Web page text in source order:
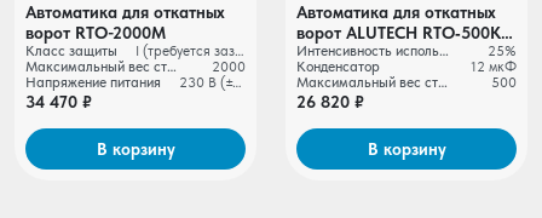
Автоматика для откатных
ворот RTО-2000M
Класс защиты
I (требуется заземление)
Максимальный вес створки ворот, кг
2000
Напряжение питания
230 В (±10%)
34 470 ₽
В корзину
Автоматика для откатных
ворот ALUTECH RTO‑500KIT
+ беспроводные
фотоэлементы LM⁠‑LB
Интенсивность использования
25%
Конденсатор
12 мкФ
Максимальный вес створки ворот, кг
500
26 820 ₽
В корзину